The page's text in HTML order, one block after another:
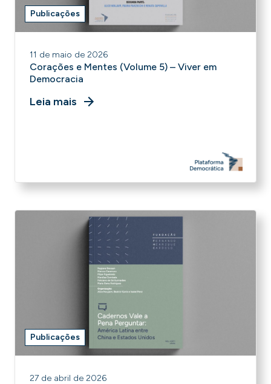
Publicações
11 de maio de 2026
Corações e Mentes (Volume 5) – Viver em
Democracia
Leia mais
Publicações
27 de abril de 2026